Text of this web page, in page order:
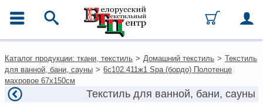
Каталог
Ткани
Домашний текстиль
Одежда
Каталог продукции: ткани, текстиль > Домашний текстиль > Текстиль
для ванной, бани, сауны > 6с102.411ж1 Spa (бордо) Полотенце
махровое 67х150см
Текстиль для ванной, бани, сауны